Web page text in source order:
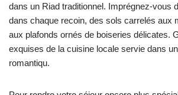
dans un Riad traditionnel. Imprégnez-vous
dans chaque recoin, des sols carrelés aux
aux plafonds ornés de boiseries délicates.
exquises de la cuisine locale servie dans
romantiqu.